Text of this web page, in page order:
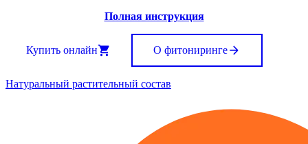
Полная инструкция
Купить онлайн О фитониринге
Натуральный растительный состав